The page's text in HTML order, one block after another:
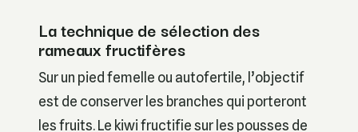
La technique de sélection des
rameaux fructifères
Sur un pied femelle ou autofertile, l’objectif
est de conserver les branches qui porteront
les fruits. Le kiwi fructifie sur les pousses de